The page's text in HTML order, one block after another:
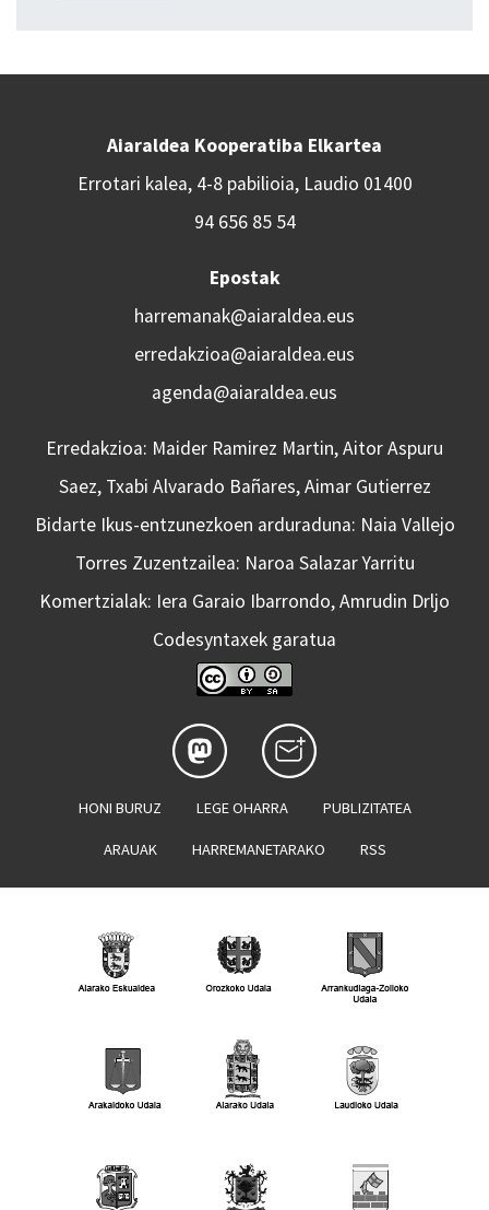
Aiaraldea Kooperatiba Elkartea
Errotari kalea, 4-8 pabilioia, Laudio 01400
94 656 85 54
Epostak
harremanak@aiaraldea.eus
erredakzioa@aiaraldea.eus
agenda@aiaraldea.eus
Erredakzioa: Maider Ramirez Martin, Aitor Aspuru
Saez, Txabi Alvarado Bañares, Aimar Gutierrez
Bidarte Ikus-entzunezkoen arduraduna: Naia Vallejo
Torres Zuzentzailea: Naroa Salazar Yarritu
Komertzialak: Iera Garaio Ibarrondo, Amrudin Drljo
Codesyntaxek garatua
HONI BURUZ LEGE OHARRA PUBLIZITATEA
ARAUAK HARREMANETARAKO RSS